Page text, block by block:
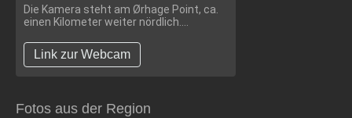
Die Kamera steht am Ørhage Point, ca.
einen Kilometer weiter nördlich....
Link zur Webcam
Fotos aus der Region